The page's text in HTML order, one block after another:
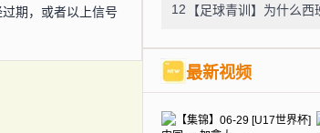
期，或者以上信号
12 【足球青训】为什么
最新视频